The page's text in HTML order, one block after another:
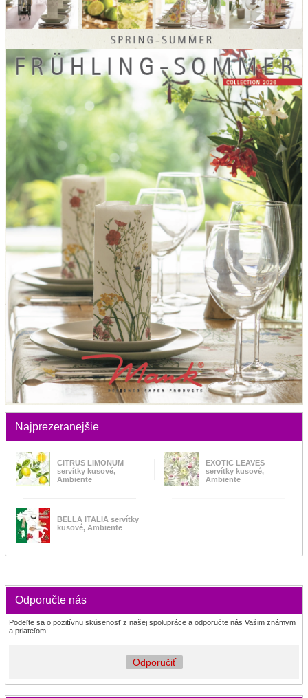
Najprezeranejšie
CITRUS LIMONUM
servítky kusové,
Ambiente
EXOTIC LEAVES
servítky kusové,
Ambiente
BELLA ITALIA servítky
kusové, Ambiente
Odporučte nás
Podeľte sa o pozitívnu skúsenosť z našej spolupráce a odporučte nás Vašim známym
a priateľom:
Odporučiť